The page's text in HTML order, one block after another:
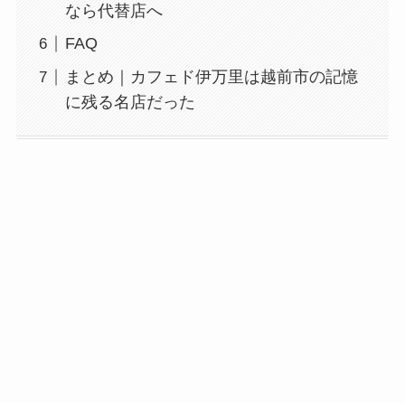
なら代替店へ
FAQ
まとめ｜カフェド伊万里は越前市の記憶
に残る名店だった